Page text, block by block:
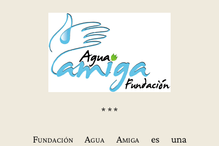
* * *
Fundación Agua Amiga es una